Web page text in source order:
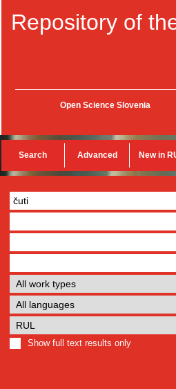
Repository of
Open Science Slovenia
Search Advanced New in
Show full text results only